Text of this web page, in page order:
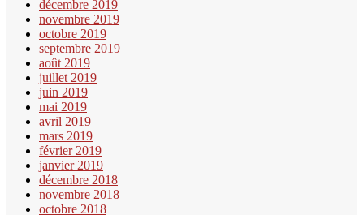
décembre 2019
novembre 2019
octobre 2019
septembre 2019
août 2019
juillet 2019
juin 2019
mai 2019
avril 2019
mars 2019
février 2019
janvier 2019
décembre 2018
novembre 2018
octobre 2018